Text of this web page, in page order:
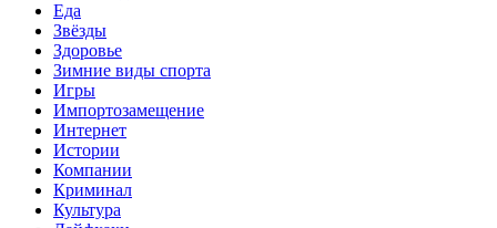
Еда
Звёзды
Здоровье
Зимние виды спорта
Игры
Импортозамещение
Интернет
Истории
Компании
Криминал
Культура